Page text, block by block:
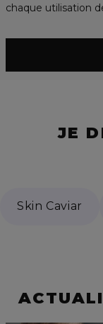
chaque utilisation
JE
Skin Caviar